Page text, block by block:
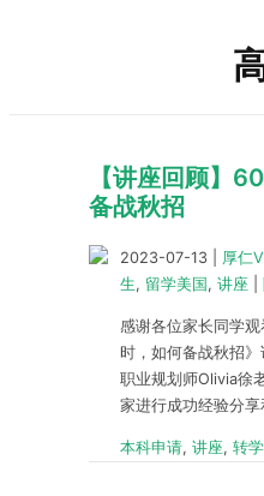
【讲座回顾】
备战秋招
2023-07-13 厚仁
生, 留学美国 , 讲座
感谢各位家长同学
时，如何备战秋招
职业规划师Olivia徐
家进行成功经验分享
本科申请, 讲座, 转